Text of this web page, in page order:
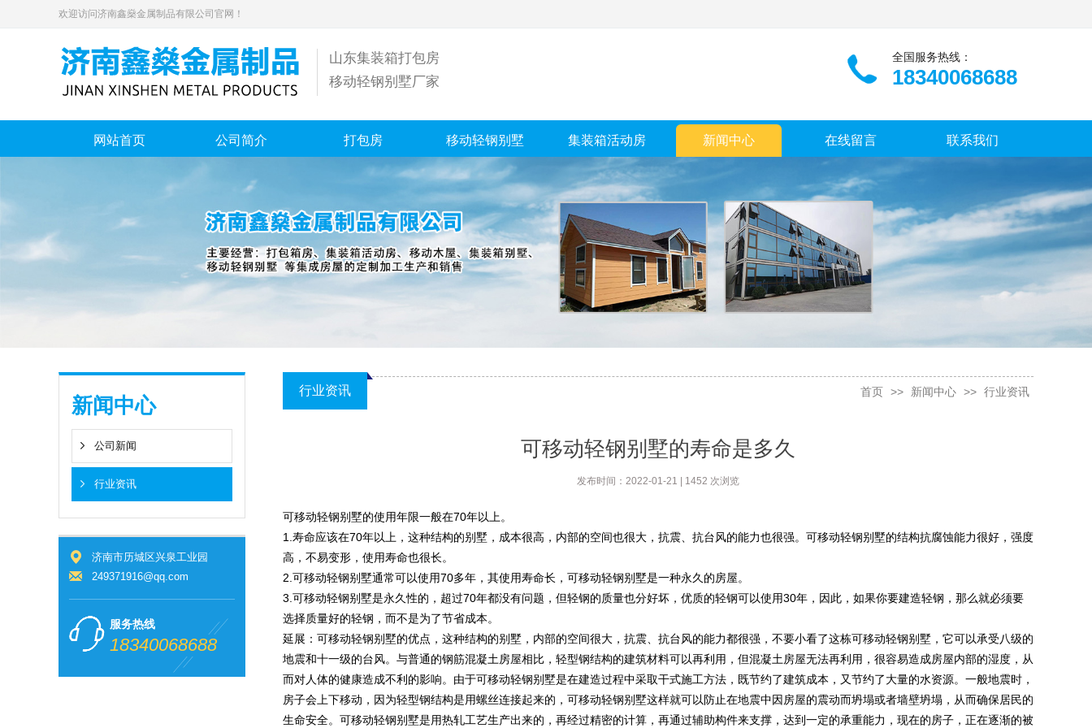
欢迎访问济南鑫燊金属制品有限公司官网！
山东集装箱打包房
移动轻钢别墅厂家
全国服务热线：
18340068688
网站首页 公司简介 打包房 移动轻钢别墅 集装箱活动房 新闻中心 在线留言 联系我们
新闻中心
公司新闻
行业资讯
济南市历城区兴泉工业园
249371916@qq.com
服务热线
18340068688
行业资讯 首页 >> 新闻中心 >> 行业资讯
可移动轻钢别墅的寿命是多久
发布时间：2022-01-21 | 1452 次浏览
可移动轻钢别墅的使用年限一般在70年以上。
1.寿命应该在70年以上，这种结构的别墅，成本很高，内部的空间也很大，抗震、抗台风的能力也很强。可移动轻钢别墅的结构抗腐蚀能力很好，强度
高，不易变形，使用寿命也很长。
2.可移动轻钢别墅通常可以使用70多年，其使用寿命长，可移动轻钢别墅是一种永久的房屋。
3.可移动轻钢别墅是永久性的，超过70年都没有问题，但轻钢的质量也分好坏，优质的轻钢可以使用30年，因此，如果你要建造轻钢，那么就必须要
选择质量好的轻钢，而不是为了节省成本。
延展：可移动轻钢别墅的优点，这种结构的别墅，内部的空间很大，抗震、抗台风的能力都很强，不要小看了这栋可移动轻钢别墅，它可以承受八级的
地震和十一级的台风。与普通的钢筋混凝土房屋相比，轻型钢结构的建筑材料可以再利用，但混凝土房屋无法再利用，很容易造成房屋内部的湿度，从
而对人体的健康造成不利的影响。由于可移动轻钢别墅是在建造过程中采取干式施工方法，既节约了建筑成本，又节约了大量的水资源。一般地震时，
房子会上下移动，因为轻型钢结构是用螺丝连接起来的，可移动轻钢别墅这样就可以防止在地震中因房屋的震动而坍塌或者墙壁坍塌，从而确保居民的
生命安全。可移动轻钢别墅是用热轧工艺生产出来的，再经过精密的计算，再通过辅助构件来支撑，达到一定的承重能力，现在的房子，正在逐渐的被